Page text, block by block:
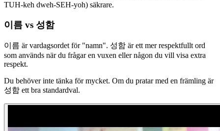
TUH-keh dweh-SEH-yoh) säkrare.
이름 vs 성함
이름 är vardagsordet för "namn". 성함 är ett mer respektfullt ord
som används när du frågar en vuxen eller någon du vill visa extra
respekt.
Du behöver inte tänka för mycket. Om du pratar med en främling är
성함 ett bra standardval.